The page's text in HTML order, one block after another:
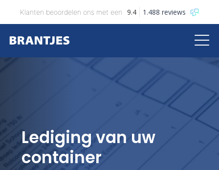
Klanten beoordelen ons met een 9.4 1.488 reviews
Lediging van uw
container